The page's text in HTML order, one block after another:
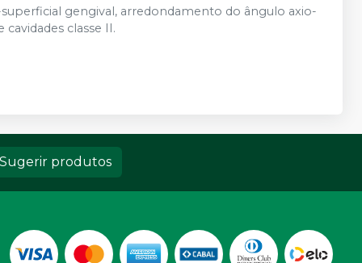
gengival, arredondamento do ângulo axio-
classe II.
Sugerir produtos